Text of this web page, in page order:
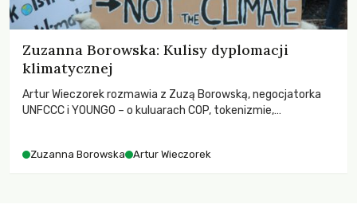
Zuzanna Borowska: Kulisy dyplomacji
klimatycznej
Artur Wieczorek rozmawia z Zuzą Borowską, negocjatorka
UNFCCC i YOUNGO – o kuluarach COP, tokenizmie,
Zuzanna Borowska Artur Wieczorek